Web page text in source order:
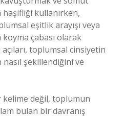
kullanırken,
eşitlik arayışı veya
çabası olarak
toplumsal cinsiyetin
şekillendiğini ve
kelime değil, toplumun
bulan bir davranış